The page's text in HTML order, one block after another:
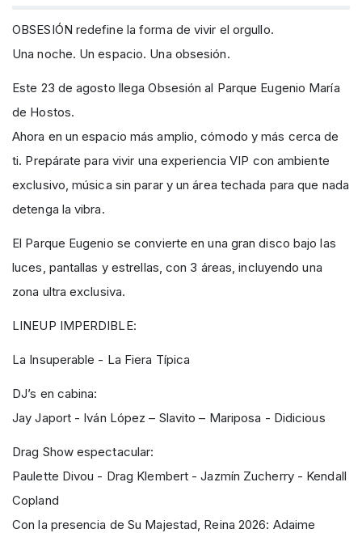
OBSESIÓN redefine la forma de vivir el orgullo.
Una noche. Un espacio. Una obsesión.
Este 23 de agosto llega Obsesión al Parque Eugenio María
de Hostos.
Ahora en un espacio más amplio, cómodo y más cerca de
ti. Prepárate para vivir una experiencia VIP con ambiente
exclusivo, música sin parar y un área techada para que nada
detenga la vibra.
El Parque Eugenio se convierte en una gran disco bajo las
luces, pantallas y estrellas, con 3 áreas, incluyendo una
zona ultra exclusiva.
LINEUP IMPERDIBLE:
La Insuperable - La Fiera Típica
DJ’s en cabina:
Jay Japort - Iván López – Slavito – Mariposa - Didicious
Drag Show espectacular:
Paulette Divou - Drag Klembert - Jazmín Zucherry - Kendall
Copland
Con la presencia de Su Majestad, Reina 2026: Adaime